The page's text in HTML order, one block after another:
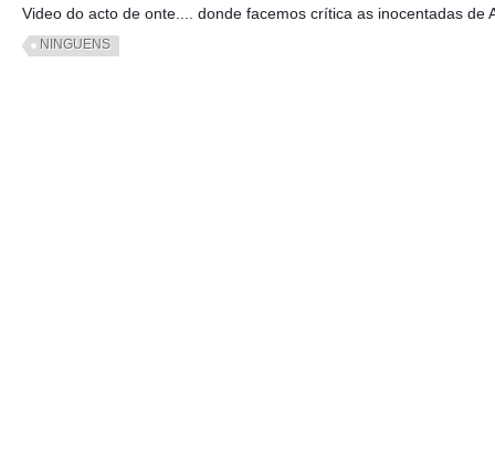
Video do acto de onte.... donde facemos crítica as inocentadas de
NINGUENS